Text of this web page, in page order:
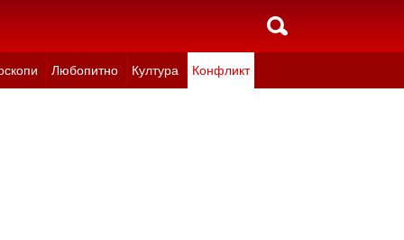
Любопитно Култура Конфликт